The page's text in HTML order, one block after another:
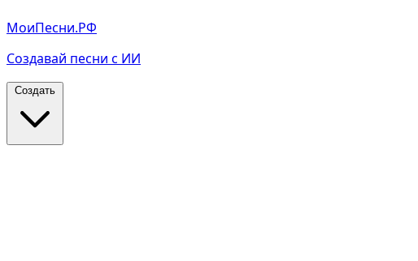
МоиПесни.РФ
Создавай песни с ИИ
Создать